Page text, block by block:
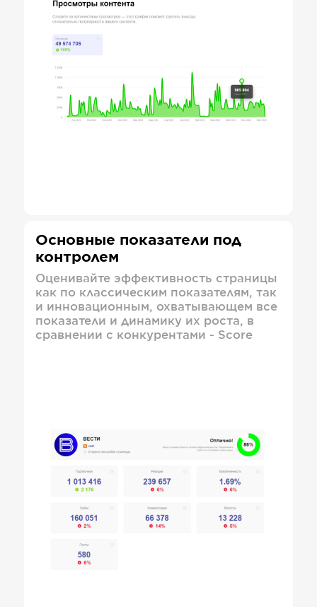
Основные показатели под
контролем
Оценивайте эффективность страницы
как по классическим показателям, так
и инновационным, охватывающем все
показатели и динамику их роста, в
сравнении с конкурентами - Score